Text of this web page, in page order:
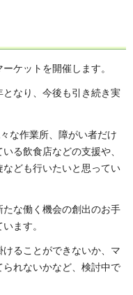
ケットを開催します。
なり、今後も引き続き実
な作業所、障がい者だけ
る飲食店などの支援や、
ども行いたいと思ってい
な働く機会の創出のお手
ます。
ることができないか、マ
れないかなど、検討中で